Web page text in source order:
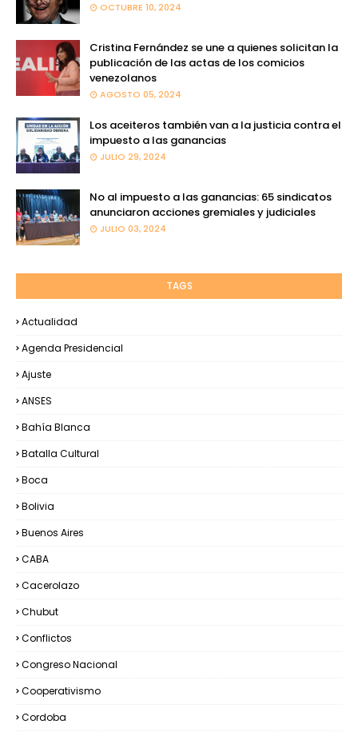
OCTUBRE 10, 2024
Cristina Fernández se une a quienes solicitan la
publicación de las actas de los comicios
venezolanos
AGOSTO 05, 2024
Los aceiteros también van a la justicia contra el
impuesto a las ganancias
JULIO 29, 2024
No al impuesto a las ganancias: 65 sindicatos
anunciaron acciones gremiales y judiciales
JULIO 03, 2024
TAGS
Actualidad
Agenda Presidencial
Ajuste
ANSES
Bahía Blanca
Batalla Cultural
Boca
Bolivia
Buenos Aires
CABA
Cacerolazo
Chubut
Conflictos
Congreso Nacional
Cooperativismo
Cordoba